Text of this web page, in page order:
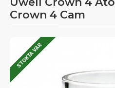
Crown 4 Cam
STOKTA VAR